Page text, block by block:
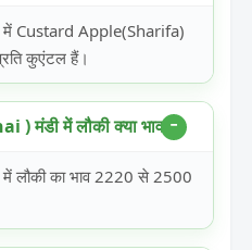
Custard Apple(Sharifa)
कुएंटल हैं।
मंडी में लौकी क्या भाव है?
लौकी का भाव 2220 से 2500